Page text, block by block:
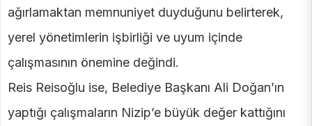
ağırlamaktan memnuniyet duyduğunu belirterek,
yerel yönetimlerin işbirliği ve uyum içinde
çalışmasının önemine değindi.
Reis Reisoğlu ise, Belediye Başkanı Ali Doğan’ın
yaptığı çalışmaların Nizip’e büyük değer kattığını